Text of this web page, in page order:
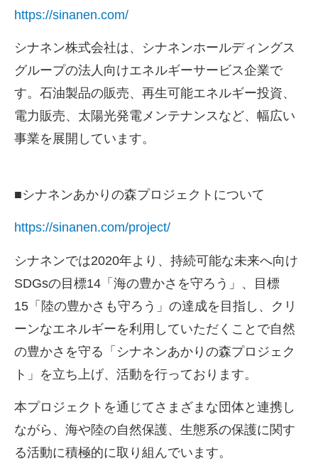
https://sinanen.com/
シナネン株式会社は、シナネンホールディングス
グループの法人向けエネルギーサービス企業で
す。石油製品の販売、再生可能エネルギー投資、
電力販売、太陽光発電メンテナンスなど、幅広い
事業を展開しています。
■シナネンあかりの森プロジェクトについて
https://sinanen.com/project/
シナネンでは2020年より、持続可能な未来へ向け
SDGsの目標14 「海の豊かさを守ろう」、目標
15 「陸の豊かさも守ろう」の達成を目指し、クリ
ーンなエネルギーを利用していただくことで自然
の豊かさを守る「シナネンあかりの森プロジェク
ト」を立ち上げ、活動を行っております。
本プロジェクトを通じてさまざまな団体と連携し
ながら、海や陸の自然保護、生態系の保護に関す
る活動に積極的に取り組んでいます。